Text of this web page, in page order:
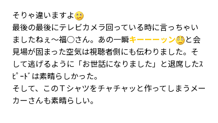
そりゃ違いますよ
最後の最後にテレビカメラ回っている時に言っちゃい
ましたねぇ～福○さん。あの一瞬キーーーッン
と会
見場が固まった空気は視聴者側にも伝わりました。そ
して逃げるように「お世話になりました」と退席したｽ
ﾋﾟｰﾄﾞは素晴らしかった。
そして、このＴシャツをチャチャッと作ってしまうメー
カーさんも素晴らしい。